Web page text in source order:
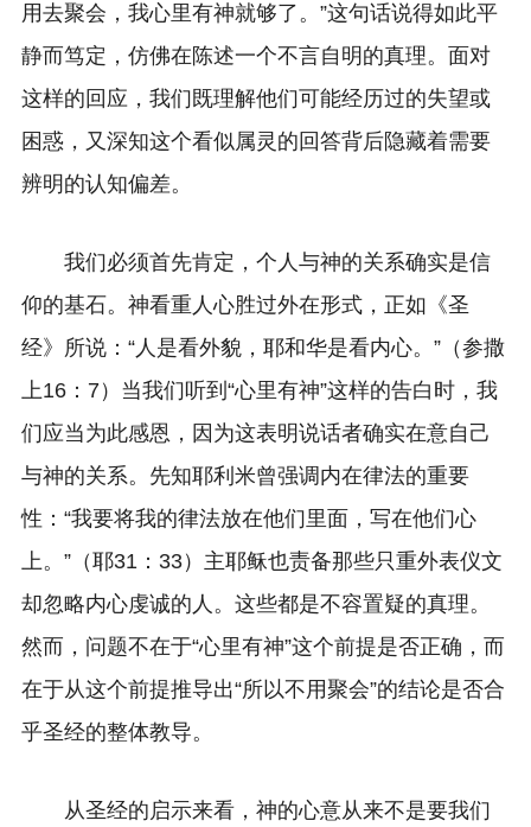
用去聚会，我心里有神就够了。”这句话说得如此平
静而笃定，仿佛在陈述一个不言自明的真理。面对
这样的回应，我们既理解他们可能经历过的失望或
困惑，又深知这个看似属灵的回答背后隐藏着需要
辨明的认知偏差。
我们必须首先肯定，个人与神的关系确实是信
仰的基石。神看重人心胜过外在形式，正如《圣
经》所说：“人是看外貌，耶和华是看内心。”（参撒
上16：7）当我们听到“心里有神”这样的告白时，我
们应当为此感恩，因为这表明说话者确实在意自己
与神的关系。先知耶利米曾强调内在律法的重要
性：“我要将我的律法放在他们里面，写在他们心
上。”（耶31：33）主耶稣也责备那些只重外表仪文
却忽略内心虔诚的人。这些都是不容置疑的真理。
然而，问题不在于“心里有神”这个前提是否正确，而
在于从这个前提推导出“所以不用聚会”的结论是否合
乎圣经的整体教导。
从圣经的启示来看，神的心意从来不是要我们